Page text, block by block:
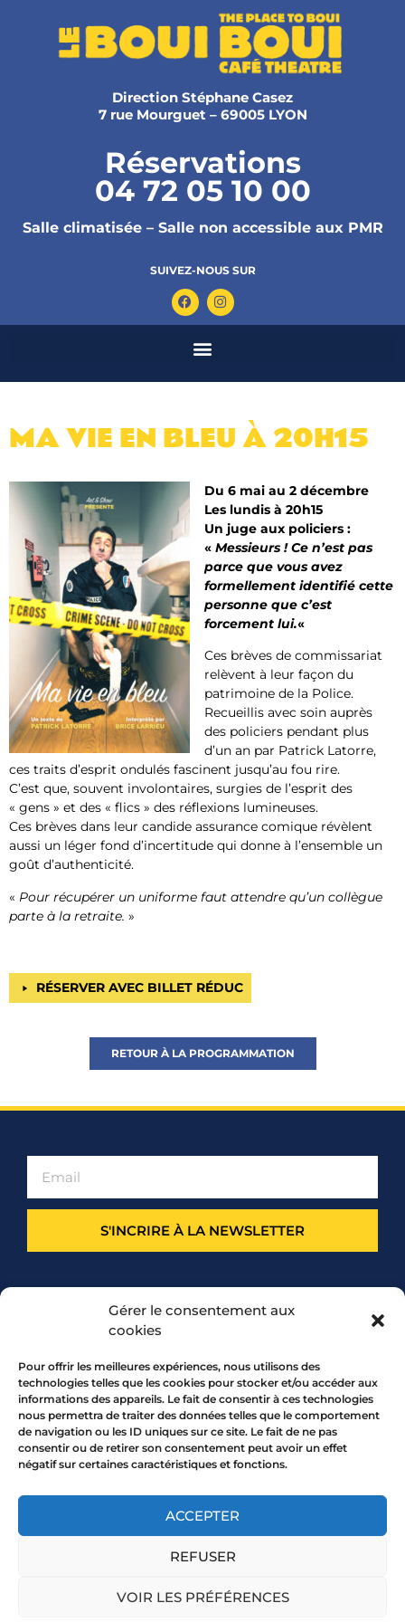
Gérer le consentement aux
cookies
Pour offrir les meilleures expériences, nous utilisons des
technologies telles que les cookies pour stocker et/ou accéder aux
informations des appareils. Le fait de consentir à ces technologies
nous permettra de traiter des données telles que le comportement
de navigation ou les ID uniques sur ce site. Le fait de ne pas
consentir ou de retirer son consentement peut avoir un effet
négatif sur certaines caractéristiques et fonctions.
ACCEPTER
REFUSER
VOIR LES PRÉFÉRENCES
Direction Stéphane Casez
7 rue Mourguet – 69005 LYON
Réservations
04 72 05 10 00
Salle climatisée – Salle non accessible aux PMR
SUIVEZ-NOUS SUR
MA VIE EN BLEU​ À 20H15
Du 6 mai au 2 décembre
Les lundis à 20h15
Un juge aux policiers :
« Messieurs ! Ce n’est pas
parce que vous avez
formellement identifié cette
personne que c’est
forcement lui.«
Ces brèves de commissariat
relèvent à leur façon du
patrimoine de la Police.
Recueillis avec soin auprès
des policiers pendant plus
d’un an par Patrick Latorre,
ces traits d’esprit ondulés fascinent jusqu’au fou rire.
C’est que, souvent involontaires, surgies de l’esprit des
« gens » et des « flics » des réflexions lumineuses.
Ces brèves dans leur candide assurance comique révèlent
aussi un léger fond d’incertitude qui donne à l’ensemble un
goût d’authenticité.
« Pour récupérer un uniforme faut attendre qu’un collègue
parte à la retraite. »
RÉSERVER AVEC BILLET RÉDUC
RETOUR À LA PROGRAMMATION
S'INCRIRE À LA NEWSLETTER